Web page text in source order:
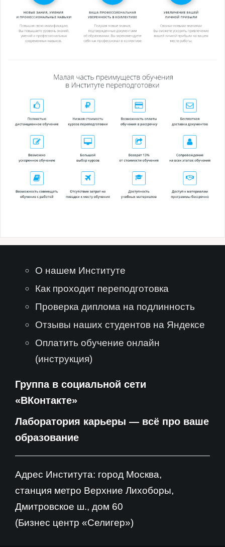
О нашем Институте
Как проходит переподготовка
Проверка диплома на подлинность
Отзывы наших студентов на Яндексе
Оплатить обучение онлайн
(инструкция)
Группа в социальной сети
«ВКонтакте»
Лаборатория карьеры — всё про ваше
образование
Адрес Института: город Москва,
станция метро Верхние Лихоборы,
Дмитровское ш., дом 60
(Бизнес центр «Селигер»)